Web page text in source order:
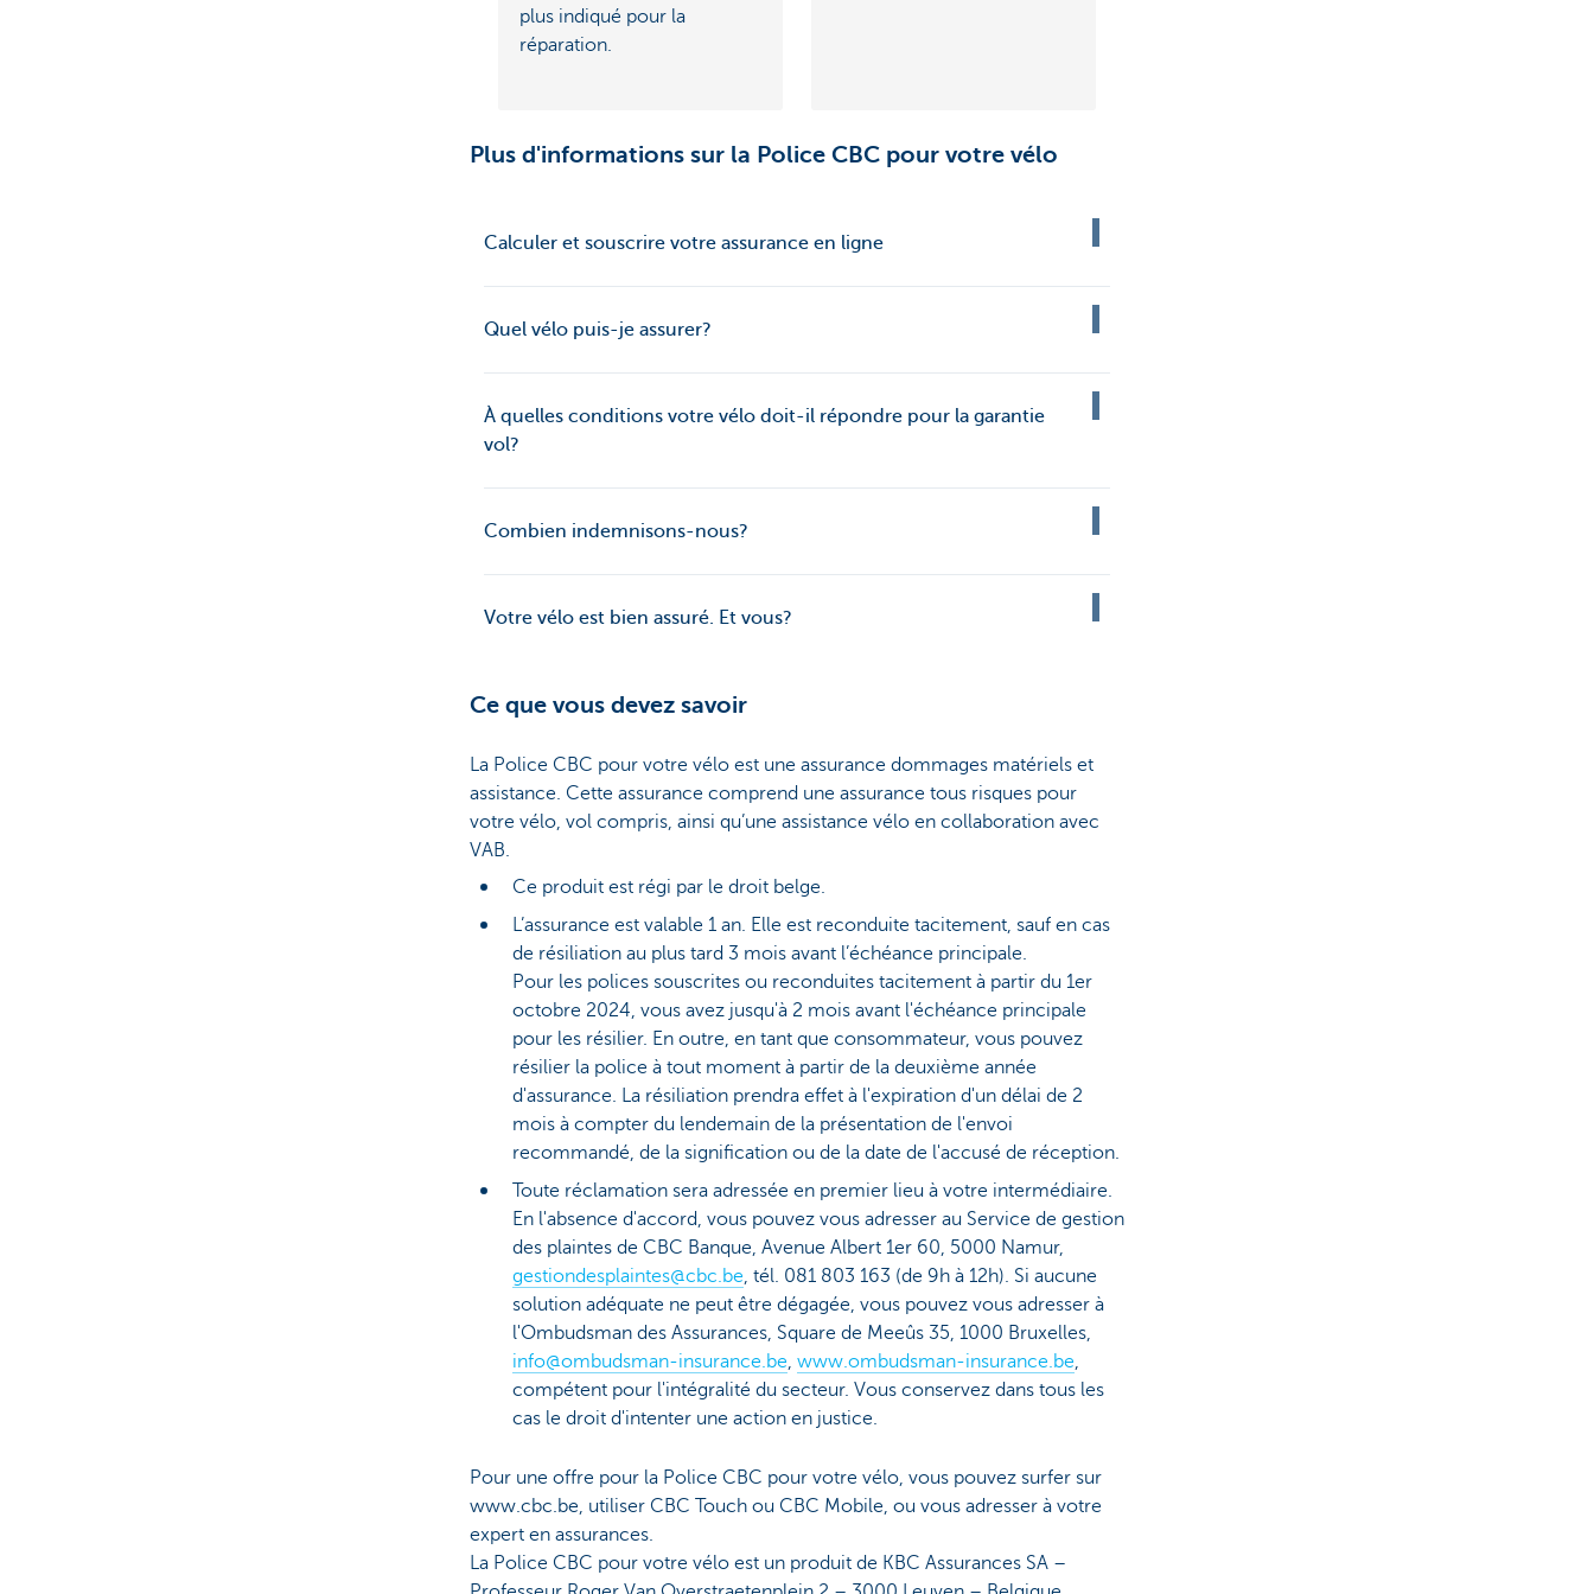
plus indiqué pour la
réparation.
Plus d'informations sur la Police CBC pour votre vélo
Calculer et souscrire votre assurance en ligne
Quel vélo puis-je assurer?
À quelles conditions votre vélo doit-il répondre pour la garantie
vol?
Combien indemnisons-nous?
Votre vélo est bien assuré. Et vous?
Ce que vous devez savoir
La Police CBC pour votre vélo est une assurance dommages matériels et
assistance. Cette assurance comprend une assurance tous risques pour
votre vélo, vol compris, ainsi qu’une assistance vélo en collaboration avec
VAB.
Ce produit est régi par le droit belge.
L’assurance est valable 1 an. Elle est reconduite tacitement, sauf en cas
de résiliation au plus tard 3 mois avant l’échéance principale.
Pour les polices souscrites ou reconduites tacitement à partir du 1er
octobre 2024, vous avez jusqu'à 2 mois avant l'échéance principale
pour les résilier. En outre, en tant que consommateur, vous pouvez
résilier la police à tout moment à partir de la deuxième année
d'assurance. La résiliation prendra effet à l'expiration d'un délai de 2
mois à compter du lendemain de la présentation de l'envoi
recommandé, de la signification ou de la date de l'accusé de réception.
Toute réclamation sera adressée en premier lieu à votre intermédiaire.
En l'absence d'accord, vous pouvez vous adresser au Service de gestion
des plaintes de CBC Banque, Avenue Albert 1er 60, 5000 Namur,
gestiondesplaintes@cbc.be, tél. 081 803 163 (de 9h à 12h). Si aucune
solution adéquate ne peut être dégagée, vous pouvez vous adresser à
l'Ombudsman des Assurances, Square de Meeûs 35, 1000 Bruxelles,
info@ombudsman-insurance.be, www.ombudsman-insurance.be,
compétent pour l'intégralité du secteur. Vous conservez dans tous les
cas le droit d'intenter une action en justice.
Pour une offre pour la Police CBC pour votre vélo, vous pouvez surfer sur
www.cbc.be, utiliser CBC Touch ou CBC Mobile, ou vous adresser à votre
expert en assurances.
La Police CBC pour votre vélo est un produit de KBC Assurances SA –